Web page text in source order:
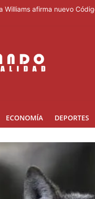
Williams afirma nuevo
ECONOMÍA DEPORTES